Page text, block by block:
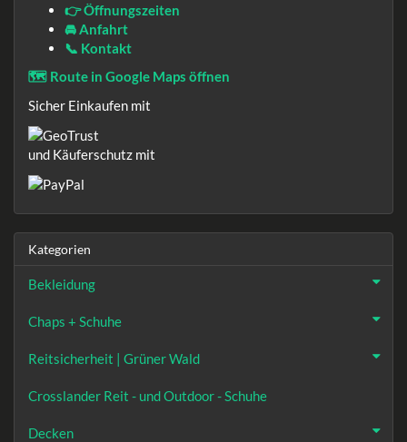
👉 Öffnungszeiten
🚘 Anfahrt
📞 Kontakt
🗺️ Route in Google Maps öffnen
Sicher Einkaufen mit
und Käuferschutz mit
Kategorien
Bekleidung
Chaps + Schuhe
Reitsicherheit | Grüner Wald
Crosslander Reit - und Outdoor - Schuhe
Decken